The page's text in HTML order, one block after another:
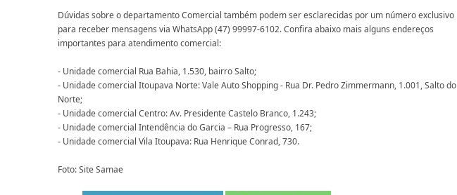
Dúvidas sobre o departamento Comercial também podem ser esclarecidas por um número exclusivo
para receber mensagens via WhatsApp (47) 99997-6102. Confira abaixo mais alguns endereços
importantes para atendimento comercial:
- Unidade comercial Rua Bahia, 1.530, bairro Salto;
- Unidade comercial Itoupava Norte: Vale Auto Shopping - Rua Dr. Pedro Zimmermann, 1.001, Salto do
Norte;
- Unidade comercial Centro: Av. Presidente Castelo Branco, 1.243;
- Unidade comercial Intendência do Garcia – Rua Progresso, 167;
- Unidade comercial Vila Itoupava: Rua Henrique Conrad, 730.
Foto: Site Samae